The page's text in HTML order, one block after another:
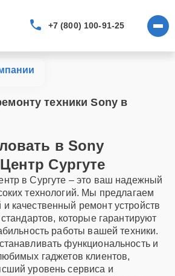
+7 (800) 100-91-25
техники Sony в
в Sony
Сургуте
в Сургуте – это ваш надежный
технологий. Мы предлагаем
качественный ремонт устройств
которые гарантируют
работы вашей техники.
функциональность и
гаджетов клиентов,
уровень сервиса и